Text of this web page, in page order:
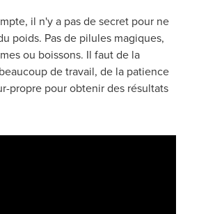
il n'y a pas de secret pour ne
poids. Pas de pilules magiques,
ou boissons. Il faut de la
de travail, de la patience
propre pour obtenir des résultats